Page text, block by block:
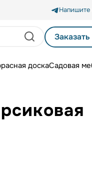
Напишите
доскаСадовая